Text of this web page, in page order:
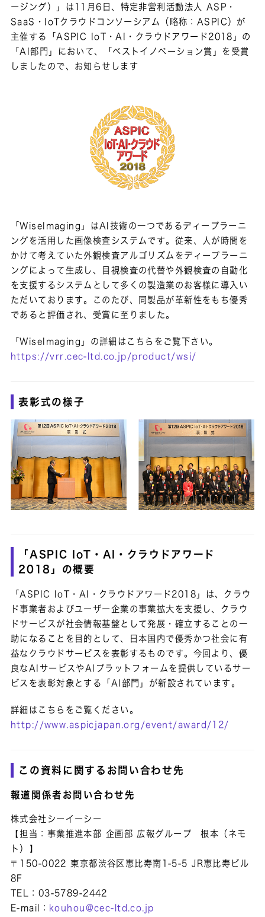
ージング）」は11月6日、特定非営利活動法人 ASP・
SaaS・IoTクラウドコンソーシアム（略称：ASPIC）が
主催する「ASPIC IoT・AI・クラウドアワード2018」の
「AI部門」において、「ベストイノベーション賞」を受賞
しましたので、お知らせします
「WiseImaging」はAI技術の一つであるディープラーニ
ングを活用した画像検査システムです。従来、人が時間を
かけて考えていた外観検査アルゴリズムをディープラーニ
ングによって生成し、目視検査の代替や外観検査の自動化
を支援するシステムとして多くの製造業のお客様に導入い
ただいております。このたび、同製品が革新性をもち優秀
であると評価され、受賞に至りました。
「WiseImaging」の詳細はこちらをご覧下さい。
https://vrr.cec-ltd.co.jp/product/wsi/
表彰式の様子
「ASPIC IoT・AI・クラウドアワード
2018」の概要
「ASPIC IoT・AI・クラウドアワード2018」は、クラウ
ド事業者およびユーザー企業の事業拡大を支援し、クラウ
ドサービスが社会情報基盤として発展・確立することの一
助になることを目的として、日本国内で優秀かつ社会に有
益なクラウドサービスを表彰するものです。今回より、優
良なAIサービスやAIプラットフォームを提供しているサー
ビスを表彰対象とする「AI部門」が新設されています。
詳細はこちらをご覧ください。
http://www.aspicjapan.org/event/award/12/
この資料に関するお問い合わせ先
報道関係者お問い合わせ先
株式会社シーイーシー
【担当：事業推進本部 企画部 広報グループ 根本（ネモ
ト）】
〒150-0022 東京都渋谷区恵比寿南1-5-5 JR恵比寿ビル
8F
TEL：03-5789-2442
E-mail： kouhou@cec-ltd.co.jp